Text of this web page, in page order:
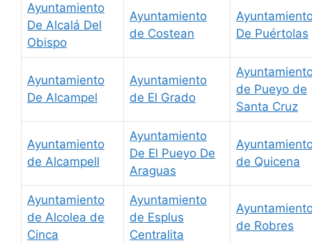
Ayuntamiento
De Alcalá Del
Obispo
Ayuntamiento
de Costean
De Puértolas
Ayuntamiento
De Alcampel
Ayuntamiento
de El Grado
de Pueyo de
Santa Cruz
Ayuntamiento
de Alcampell
Ayuntamiento
De El Pueyo De
Araguas
de Quicena
Ayuntamiento
de Alcolea de
Cinca
Ayuntamiento
de Esplus
Centralita
de Robres